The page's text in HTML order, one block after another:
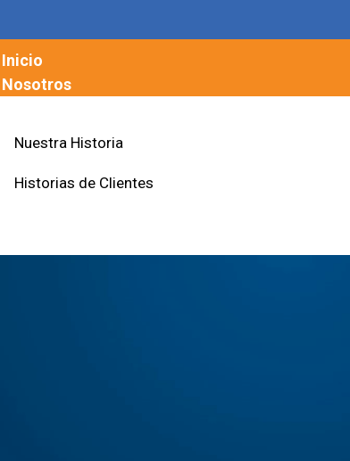
Inicio
Nosotros
Nuestra Historia
Historias de Clientes